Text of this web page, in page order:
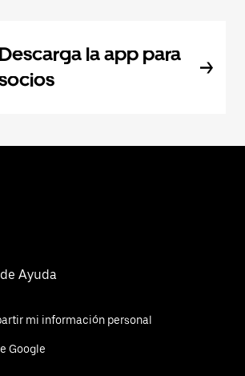
Descarga la app para
Ayuda
mi información personal
Google